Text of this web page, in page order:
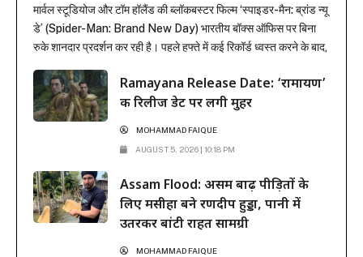
मार्वल स्टूडियोज और टॉम हॉलैंड की ब्लॉकबस्टर फिल्म ‘स्पाइडर-मैन: ब्रांड न्यू
डे’ (Spider-Man: Brand New Day) भारतीय बॉक्स ऑफिस पर बिना
रुके शानदार प्रदर्शन कर रही है। पहले हफ्ते में कई रिकॉर्ड ध्वस्त करने के बाद,
बनाए रखी है। रिलीज के...Ramayana Release Date: ‘रामायण’
की रिलीज डेट पर लगी मुहर
MOHAMMAD FAIQUE
AUGUST 5, 2026 | 10:18 PM
Assam Flood: असम बाढ़ पीड़ितों के
लिए मसीहा बने रणदीप हुड्डा, पानी में
उतरकर बांटी राहत सामग्री
MOHAMMAD FAIQUE